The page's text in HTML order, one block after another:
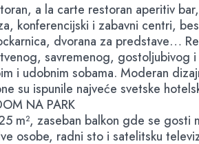
a la carte restoran aperitiv
konferencijski i zabavni centri,
dvorana za predstave…
savremenog, gostoljubivog
i udobnim sobama. Moderan
su ispunile najveće svetske
NA PARK
m², zaseban balkon gde se
osobe, radni sto i satelitsku